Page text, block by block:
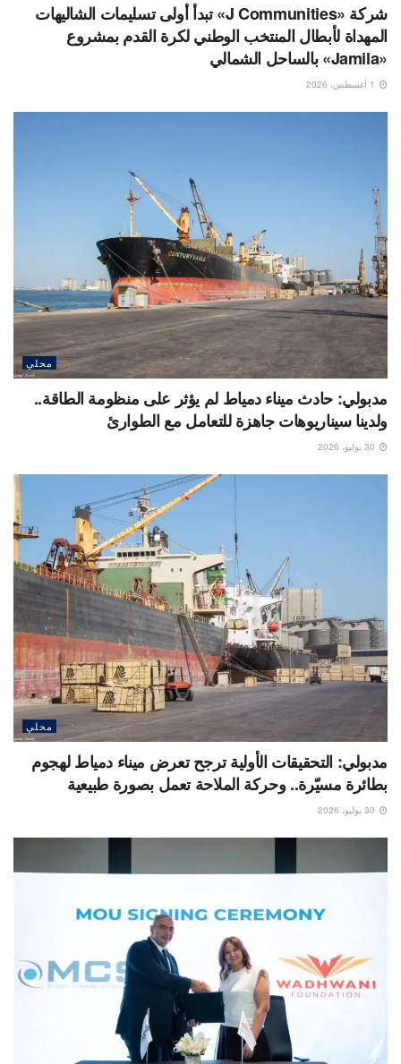
شركة «J Communities» تبدأ أولى تسليمات الشاليهات
المهداة لأبطال المنتخب الوطني لكرة القدم بمشروع
«Jamila» بالساحل الشمالي
محلي
مدبولي: حادث ميناء دمياط لم يؤثر على منظومة الطاقة..
ولدينا سيناريوهات جاهزة للتعامل مع الطوارئ
محلي
مدبولي: التحقيقات الأولية ترجح تعرض ميناء دمياط لهجوم
بطائرة مسيّرة.. وحركة الملاحة تعمل بصورة طبيعية